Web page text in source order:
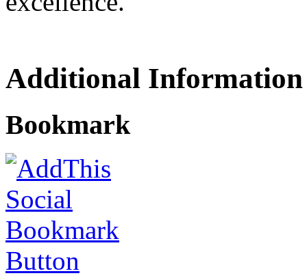
Additional Information
Bookmark